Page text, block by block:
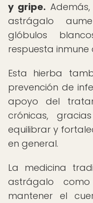
y gripe.
astrágalo
glóbulos
respuesta inmune
Esta hierba
prevención de
apoyo del
crónicas,
equilibrar y
en general.
La medicina
astrágalo
mantener el